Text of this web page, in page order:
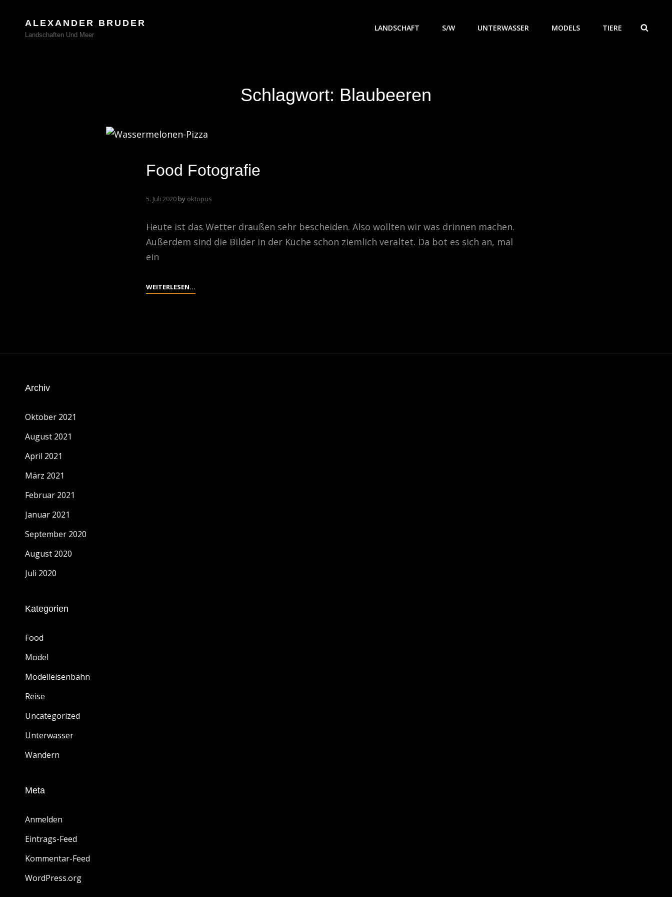
ALEXANDER BRUDER
Landschaften Und Meer
LANDSCHAFT S/W UNTERWASSER MODELS TIERE
Schlagwort: Blaubeeren
Food Fotografie
5. Juli 2020 by oktopus
Heute ist das Wetter draußen sehr bescheiden. Also wollten wir was drinnen machen.
Außerdem sind die Bilder in der Küche schon ziemlich veraltet. Da bot es sich an, mal
ein
WEITERLESEN…
Archiv
Oktober 2021
August 2021
April 2021
März 2021
Februar 2021
Januar 2021
September 2020
August 2020
Juli 2020
Kategorien
Food
Model
Modelleisenbahn
Reise
Uncategorized
Unterwasser
Wandern
Meta
Anmelden
Eintrags-Feed
Kommentar-Feed
WordPress.org